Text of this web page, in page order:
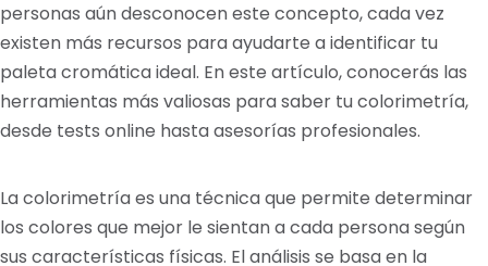
personas aún desconocen este concepto, cada vez
existen más recursos para ayudarte a identificar tu
paleta cromática ideal. En este artículo, conocerás las
herramientas más valiosas para saber tu colorimetría,
desde tests online hasta asesorías profesionales.
La colorimetría es una técnica que permite determinar
los colores que mejor le sientan a cada persona según
sus características físicas. El análisis se basa en la